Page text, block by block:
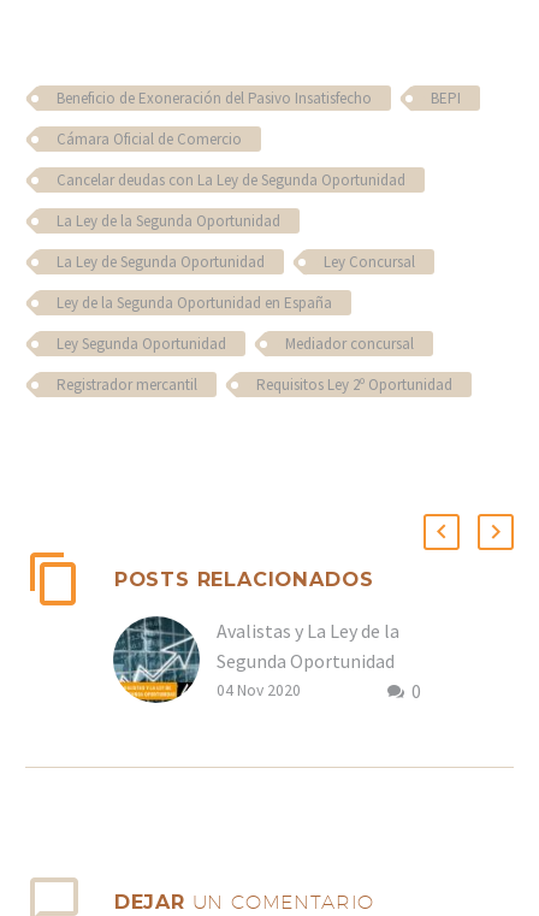
Beneficio de Exoneración del Pasivo Insatisfecho
BEPI
Cámara Oficial de Comercio
Cancelar deudas con La Ley de Segunda Oportunidad
La Ley de la Segunda Oportunidad
La Ley de Segunda Oportunidad
Ley Concursal
Ley de la Segunda Oportunidad en España
Ley Segunda Oportunidad
Mediador concursal
Registrador mercantil
Requisitos Ley 2º Oportunidad
POSTS RELACIONADOS
Avalistas y La Ley de la
Segunda Oportunidad
0
04 Nov 2020
DEJAR UN COMENTARIO